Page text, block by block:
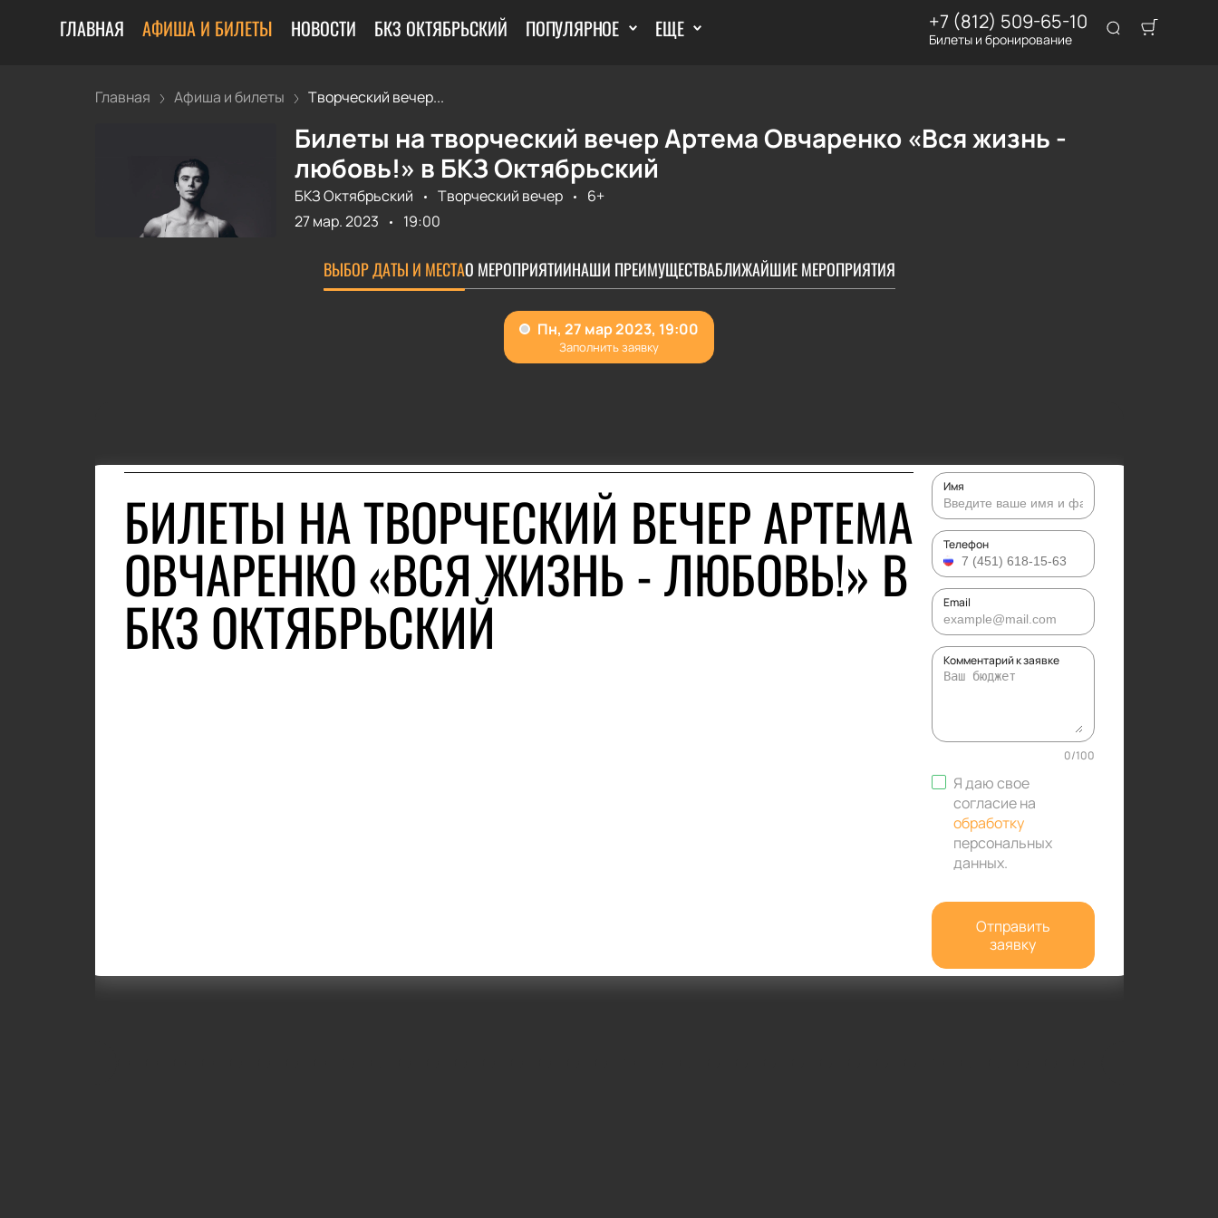
ГЛАВНАЯ АФИША И БИЛЕТЫ НОВОСТИ БКЗ ОКТЯБРЬСКИЙ ПОПУЛЯРНОЕ ЕЩЕ +7 (812) 509-65-10
Билеты и бронирование
Главная Афиша и билеты Творческий вечер...
Билеты на творческий вечер Артема Овчаренко «Вся жизнь -
любовь!» в БКЗ Октябрьский
БКЗ Октябрьский Творческий вечер
6+
27 мар. 2023
19:00
ВЫБОР ДАТЫ И МЕСТАО МЕРОПРИЯТИИНАШИ ПРЕИМУЩЕСТВАБЛИЖАЙШИЕ МЕРОПРИЯТИЯ
БИЛЕТЫ НА ТВОРЧЕСКИЙ ВЕЧЕР АРТЕМА
ОВЧАРЕНКО «ВСЯ ЖИЗНЬ - ЛЮБОВЬ!» В
БКЗ ОКТЯБРЬСКИЙ
Имя
Телефон
Email
Комментарий к заявке
0/100
Я даю свое
согласие на
обработку
персональных
данных.
Отправить
заявку